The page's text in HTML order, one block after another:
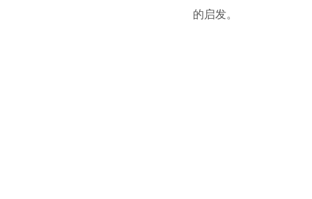
的启发。